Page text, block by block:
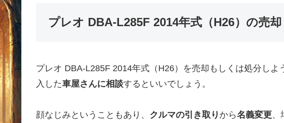
プレオ DBA-L285F 2014年式（H26）の売
プレオ DBA-L285F 2014年式（H26）を売却もしくは処分し
入した車屋さんに相談するといいでしょう。
顔なじみということもあり、 クルマの引き取り から名義変更、